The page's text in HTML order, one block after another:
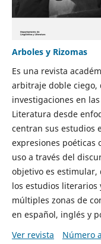
Arboles y Rizomas
Es una revista
arbitraje doble ciego,
investigaciones en
Literatura desde
centran sus estudios
expresiones poéticas
uso a través del
objetivo es
los estudios literarios
múltiples zonas de
en español, inglés y
Ver revista
Número